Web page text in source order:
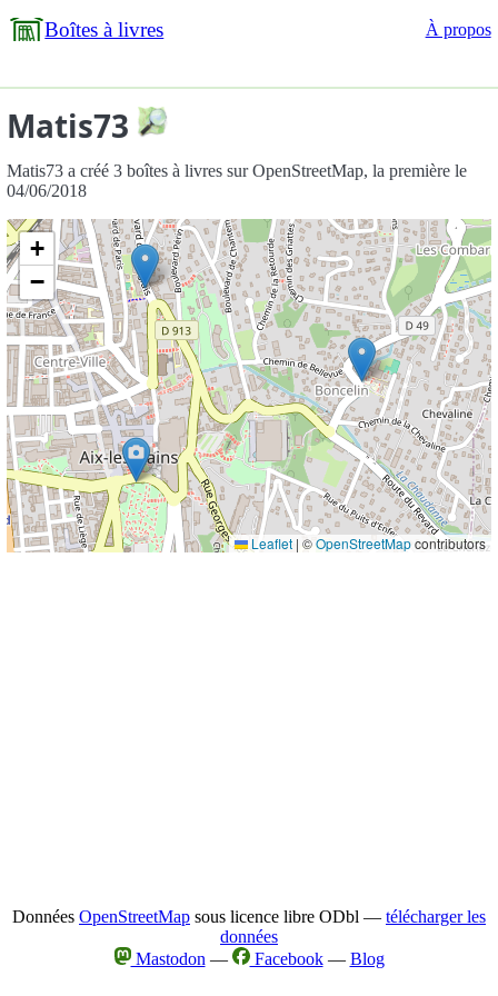
Boîtes à livres À propos
Matis73
Matis73 a créé 3 boîtes à livres sur OpenStreetMap, la première le
04/06/2018
+
−
Leaflet | ©OpenStreetMapcontributors
Données OpenStreetMap sous licence libre ODbl — télécharger les
données
Mastodon — Facebook— Blog